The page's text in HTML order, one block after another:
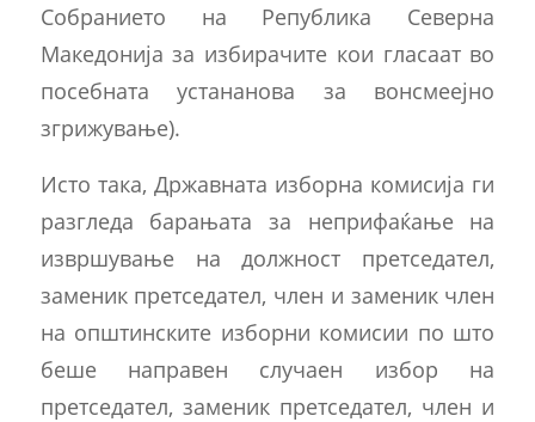
Собранието на Република Северна
Македонија за избирачите кои гласаат во
посебната устананова за вонсмеејно
згрижување).
Исто така, Државната изборна комисија ги
разгледа барањата за неприфаќање на
извршување на должност претседател,
заменик претседател, член и заменик член
на општинските изборни комисии по што
беше направен случаен избор на
претседател, заменик претседател, член и